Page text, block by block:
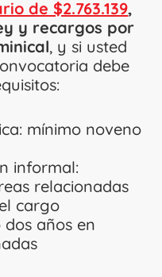
de $2.763.139,
y recargos por
, y si usted
debe
mínimo noveno
informal:
relacionadas
cargo
dos años en